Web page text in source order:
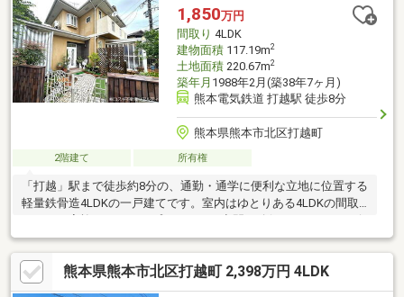
工事（施工後5年保証）・屋根、外壁塗装
1,850万円
間取り 4LDK
建物面積117.19m2
土地面積220.67m2
築年月 1988年2月(築38年7ヶ月)
熊本電気鉄道 打越駅 徒歩8分
熊本県熊本市北区打越町
2階建て 所有権
「打越」駅まで徒歩約8分の、通勤・通学に便利な立地に位置する
軽量鉄骨造4LDKの一戸建てです。室内はゆとりある4LDKの間取
ングでは自然と家族が集まる、バランスの良い住まいとなってい
ます。さらに、お庭付きのため、ガーデニングやお子様の遊び
場、ペットとの時間など戸建ならではの暮らしを楽しめます。駅
徒歩圏でありながら、落ち着いた暮らしを実現できる点も魅力で
熊本県熊本市北区打越町 2,398万円 4LDK